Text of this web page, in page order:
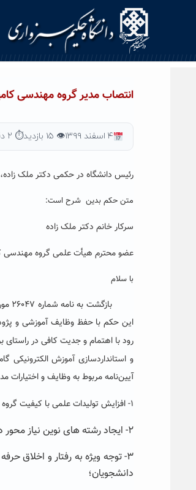
انتصاب مدیر گروه مهندسی
۴ اسفند ۱۳۹۹ 👁 ۱۵ بازدید ⏱ ۲ دقیقه مطالعه
رئیس دانشگاه در حکمی دکتر ملک
متن حکم بدین شرح است:
سرکار خانم دکتر ملک زاده
عضو محترم هیأت علمی گروه مهندسی
با سلام
این حکم با حفظ وظایف آموزشی و
رود با اهتمام و جدیت کافی در راستای برنامه راهبردی دانشگاه مصوب
و استانداردسازی آموزش الکترونیکی
آیین‌نامه مربوط به وظایف و اختیارات
۱- افزایش تولیدات علمی با کیفیت گروه با تکیه بر توان اعضای هیات علمی و دانشجویان؛
۲- ایجاد رشته های نوین نیاز محور در مقاطع تحصیلات تکمیلی با همکاری سایر گروه ها در دانشگاه؛
۳- توجه ویژه به رفتار و اخلاق
دانشجویان؛